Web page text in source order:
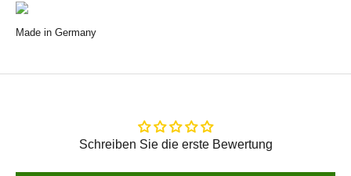
Made in Germany
Schreiben Sie die erste Bewertung